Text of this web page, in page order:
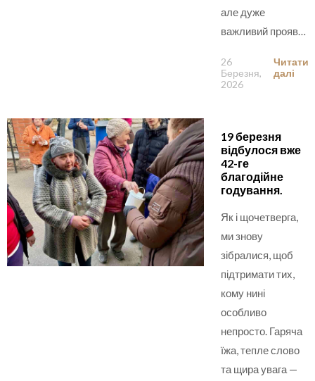
але дуже
важливий прояв…
26
Березня,
2026
Читати
далі
19 березня
відбулося вже
42-ге
благодійне
годування.
Як і щочетверга,
ми знову
зібралися, щоб
підтримати тих,
кому нині
особливо
непросто. Гаряча
їжа, тепле слово
та щира увага —